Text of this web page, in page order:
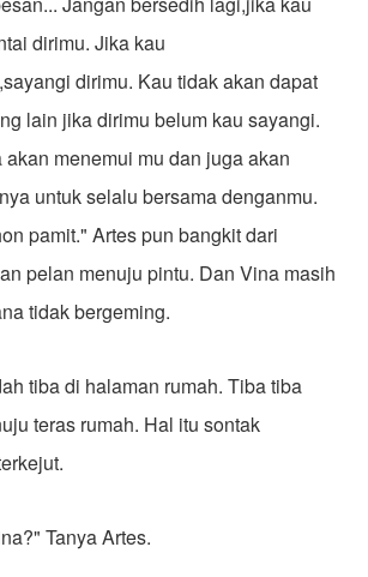
dirimu. Jika kau
dirimu. Kau tidak akan dapat
lain jika dirimu belum kau sayangi.
menemui mu dan juga akan
untuk selalu bersama denganmu.
pamit." Artes pun bangkit dari
pelan menuju pintu. Dan Vina masih
tidak bergeming.
tiba di halaman rumah. Tiba tiba
teras rumah. Hal itu sontak
Tanya Artes.